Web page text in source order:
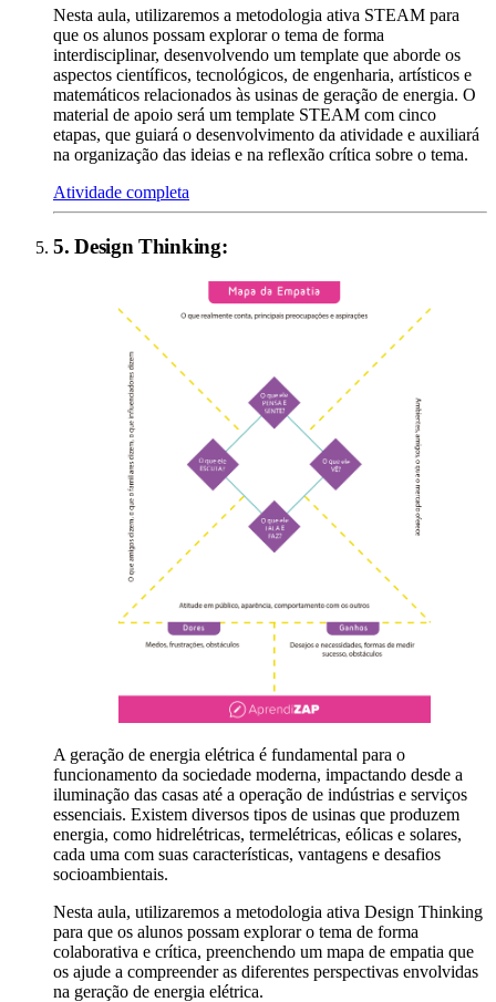
Nesta aula, utilizaremos a metodologia ativa STEAM para
que os alunos possam explorar o tema de forma
interdisciplinar, desenvolvendo um template que aborde os
aspectos científicos, tecnológicos, de engenharia, artísticos e
matemáticos relacionados às usinas de geração de energia. O
material de apoio será um template STEAM com cinco
etapas, que guiará o desenvolvimento da atividade e auxiliará
na organização das ideias e na reflexão crítica sobre o tema.
Atividade completa
5.Design Thinking:
A geração de energia elétrica é fundamental para o
funcionamento da sociedade moderna, impactando desde a
iluminação das casas até a operação de indústrias e serviços
essenciais. Existem diversos tipos de usinas que produzem
energia, como hidrelétricas, termelétricas, eólicas e solares,
cada uma com suas características, vantagens e desafios
socioambientais.
Nesta aula, utilizaremos a metodologia ativa Design Thinking
para que os alunos possam explorar o tema de forma
colaborativa e crítica, preenchendo um mapa de empatia que
os ajude a compreender as diferentes perspectivas envolvidas
na geração de energia elétrica.